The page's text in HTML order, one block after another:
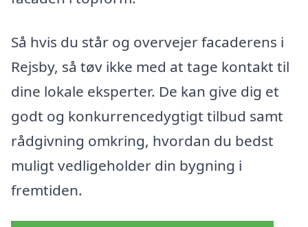
Så hvis du står og overvejer facaderens i
Rejsby, så tøv ikke med at tage kontakt til
dine lokale eksperter. De kan give dig et
godt og konkurrencedygtigt tilbud samt
rådgivning omkring, hvordan du bedst
muligt vedligeholder din bygning i
fremtiden.